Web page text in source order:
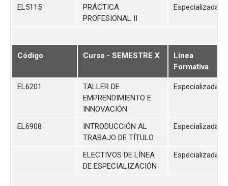
EL5115
PRÁCTICA
PROFESIONAL II
Especializada
Código Curso - SEMESTRE X
Línea
Formativa
EL6201
TALLER DE
EMPRENDIMIENTO E
INNOVACIÓN
Especializada
EL6908
INTRODUCCIÓN AL
TRABAJO DE TÍTULO
Especializada
ELECTIVOS DE LÍNEA
DE ESPECIALIZACIÓN
Especializada